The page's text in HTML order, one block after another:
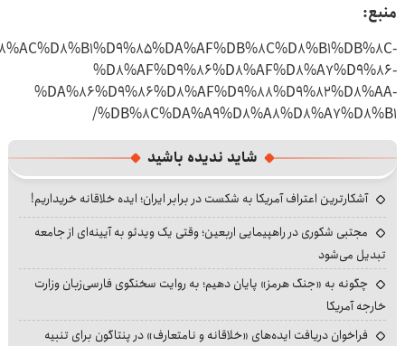
منبع:
%D8%AF%D9%86%D8%AF%D8%A7%D9%86-
%DA%86%D9%86%D8%AF%D9%88%D9%82%D8%AA-
%DB%8C%DA%A9%D8%A8%D8%A7%D8%B1/
شاید ندیده باشید
آشکارترین اعتراف آمریکا به شکست در برابر ایران؛ ایده خلاقانه خریداریم!
مجتبی شکوری در راهپیمایی اربعین؛ وقتی یک ویدئو به آیینه‌ای از جامعه
تبدیل می‌شود
چگونه به «جنگ هرمز» پایان دهیم؛ به روایت سخنگوی فارسی‌زبان وزارت
خارجه آمریکا
فراخوان دریافت ایده‌های «خلاقانه و نامتعارف» در پنتاگون برای تنبیه